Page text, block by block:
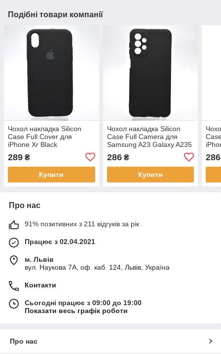
Подібні товари компанії
Чохол накладка Silicon
Case Full Cover для
iPhone Xr Black
289 ₴
Купити
Чохол накладка Silicon
Case Full Camera для
Samsung A23 Galaxy A235
286₴
Купити
286
Про нас
91% позитивних з 211 відгуків за рік
Працює з 02.04.2021
м. Львів
вул. Наукова 7А, оф. каб. 124, Львів, Україна
Контакти
Сьогодні працює з 09:00 до 19:00
Показати весь графік роботи
Про нас